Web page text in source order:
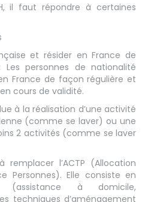
il faut répondre à certaines
et résider en France de
personnes de nationalité
France de façon régulière et
cours de validité.
à la réalisation d’une activité
(comme se laver) ou une
2 activités (comme se laver
l’ACTP (Allocation
Personnes). Elle consiste en
à domicile,
techniques d’aménagement